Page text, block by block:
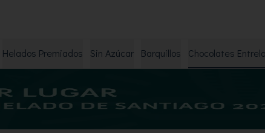
Helados Premiados Sin Azúcar Barquillos Chocolates